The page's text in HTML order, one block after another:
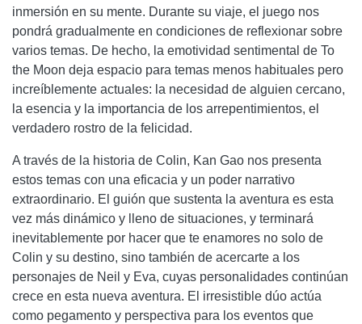
inmersión en su mente. Durante su viaje, el juego nos
pondrá gradualmente en condiciones de reflexionar sobre
varios temas. De hecho, la emotividad sentimental de To
the Moon deja espacio para temas menos habituales pero
increíblemente actuales: la necesidad de alguien cercano,
la esencia y la importancia de los arrepentimientos, el
verdadero rostro de la felicidad.
A través de la historia de Colin, Kan Gao nos presenta
estos temas con una eficacia y un poder narrativo
extraordinario. El guión que sustenta la aventura es esta
vez más dinámico y lleno de situaciones, y terminará
inevitablemente por hacer que te enamores no solo de
Colin y su destino, sino también de acercarte a los
personajes de Neil y Eva, cuyas personalidades continúan
crece en esta nueva aventura. El irresistible dúo actúa
como pegamento y perspectiva para los eventos que